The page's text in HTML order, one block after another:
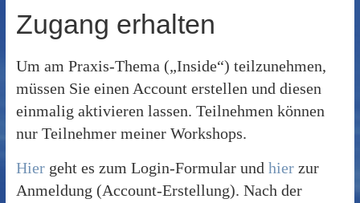
Zugang erhalten
Um am Praxis-Thema („Inside“) teilzunehmen,
müssen Sie einen Account erstellen und diesen
einmalig aktivieren lassen. Teilnehmen können
nur Teilnehmer meiner Workshops.
Hiergeht es zum Login-Formular und hierzur
Anmeldung (Account-Erstellung). Nach der